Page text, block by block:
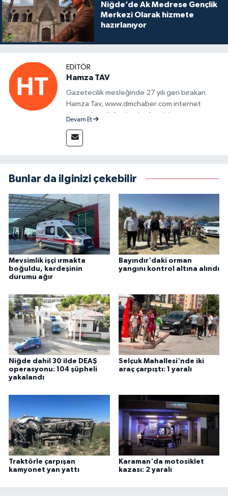
Niğde’de Ak Medrese Gençlik
Merkezi Olarak hizmete
hazırlanıyor
EDITÖR
Hamza TAV
Gazetecilik mesleğinde 27 yılı geri bırakan
Hamza Tav, www.dmchaber.com internet
sitesinde editör olarak görevini
Devam Et
Bunlar da ilginizi çekebilir
Mevsimlik işçi ırmakta
boğuldu, kardeşinin
durumu ağır
Bayındır'daki orman
yangını kontrol altına alındı
Niğde dahil 30 ilde DEAŞ
operasyonu: 104 şüpheli
yakalandı
Selçuk Mahallesi'nde iki
araç çarpıştı: 1 yaralı
Traktörle çarpışan
kamyonet yan yattı
Karaman'da motosiklet
kazası: 2 yaralı